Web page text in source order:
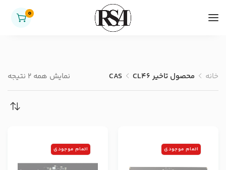
0
خانه محصول تاخیر CASCL46 نمایش همه 2 نتیجه
اتمام موجودی اتمام موجودی